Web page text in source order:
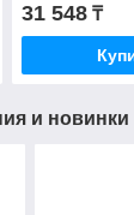
31 548₸
и новинки